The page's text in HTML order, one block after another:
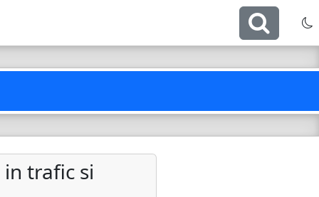
trafic si